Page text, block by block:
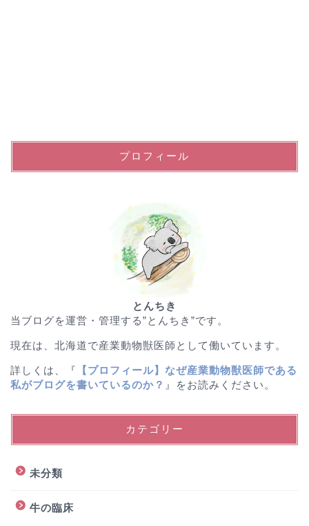
プロフィール
とんちき
当ブログを運営・管理する”とんちき”です。
現在は、北海道で産業動物獣医師として働いています。
詳しくは、『
【プロフィール】なぜ産業動物獣医師である
私がブログを書いているのか？ 』をお読みください。
カテゴリー
未分類
牛の臨床